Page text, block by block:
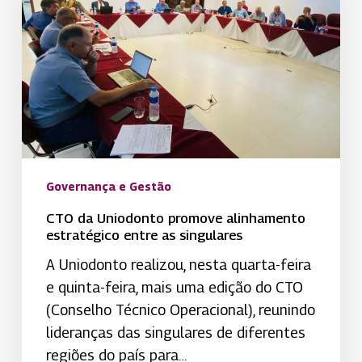
alinhamento
estratégico
entre
as
singulares
Governança e Gestão
CTO da Uniodonto promove alinhamento
estratégico entre as singulares
A Uniodonto realizou, nesta quarta-feira
e quinta-feira, mais uma edição do CTO
(Conselho Técnico Operacional), reunindo
lideranças das singulares de diferentes
regiões do país para…